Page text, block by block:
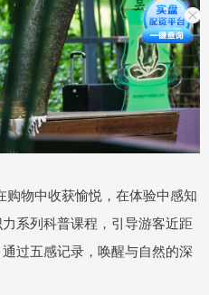
购物中收获愉悦，在体验中感知
系列科普课程，引导游客近距
过五感记录，唤醒与自然的深